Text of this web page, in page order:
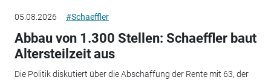
05.08.2026 #Schaeffler
Abbau von 1.300 Stellen: Schaeffler baut
Altersteilzeit aus
Die Politik diskutiert über die Abschaffung der Rente mit 63, der